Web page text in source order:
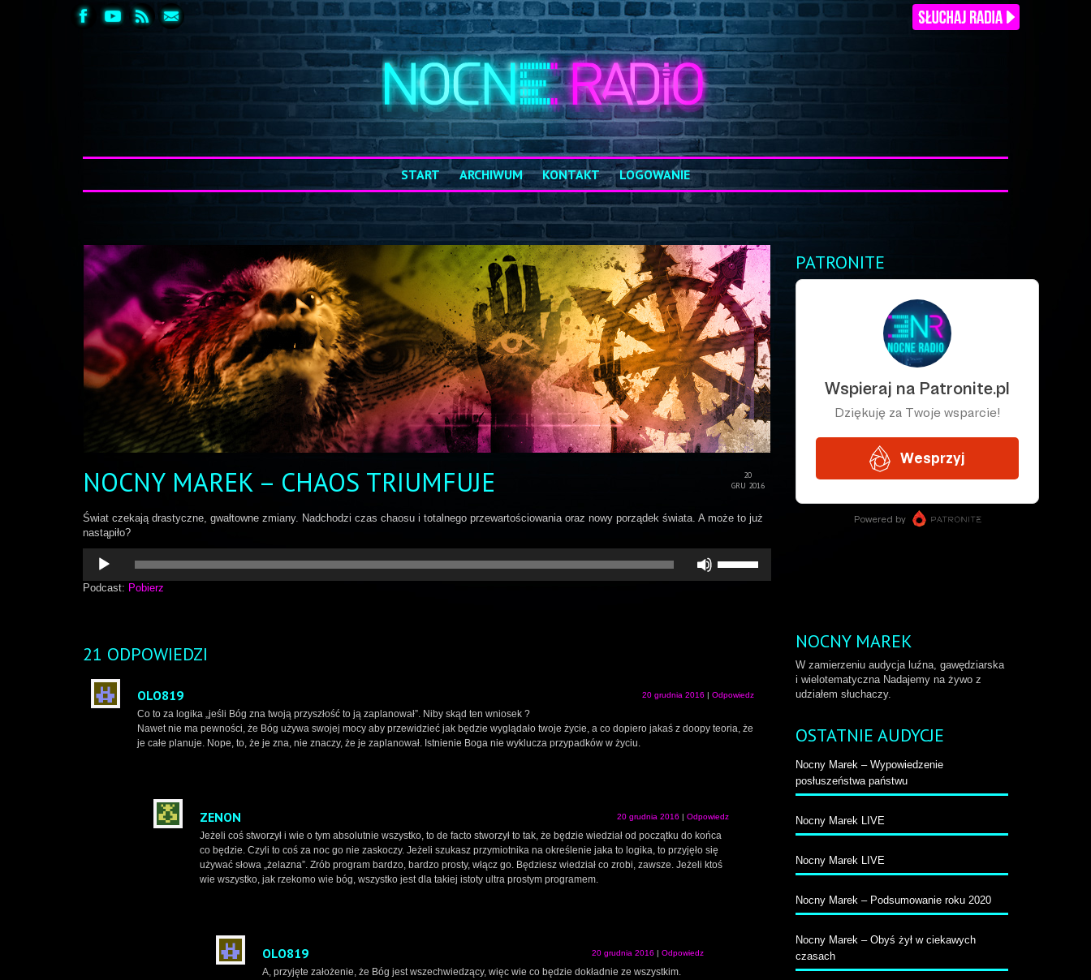
START ARCHIWUM KONTAKT LOGOWANIE
20
GRU 2016
NOCNY MAREK – CHAOS TRIUMFUJE
Świat czekają drastyczne, gwałtowne zmiany. Nadchodzi czas chaosu i totalnego przewartościowania oraz nowy porządek świata. A może to już
nastąpiło?
Odtwarzacz
plików
dźwiękowych
strzałek
do
Podcast: Pobierz
21 ODPOWIEDZI
OLO819 20 grudnia 2016 | Odpowiedz
Co to za logika „jeśli Bóg zna twoją przyszłość to ją zaplanował”. Niby skąd ten wniosek ?
Nawet nie ma pewności, że Bóg używa swojej mocy aby przewidzieć jak będzie wyglądało twoje życie, a co dopiero jakaś z doopy teoria, że
je całe planuje. Nope, to, że je zna, nie znaczy, że je zaplanował. Istnienie Boga nie wyklucza przypadków w życiu.
ZENON 20 grudnia 2016 | Odpowiedz
Jeżeli coś stworzył i wie o tym absolutnie wszystko, to de facto stworzył to tak, że będzie wiedział od początku do końca
co będzie. Czyli to coś za noc go nie zaskoczy. Jeżeli szukasz przymiotnika na określenie jaka to logika, to przyjęło się
używać słowa „żelazna”. Zrób program bardzo, bardzo prosty, włącz go. Będziesz wiedział co zrobi, zawsze. Jeżeli ktoś
wie wszystko, jak rzekomo wie bóg, wszystko jest dla takiej istoty ultra prostym programem.
OLO819 20 grudnia 2016 | Odpowiedz
A, przyjęte założenie, że Bóg jest wszechwiedzący, więc wie co będzie dokładnie ze wszystkim.
PATRONITE
NOCNY MAREK
W zamierzeniu audycja luźna, gawędziarska
i wielotematyczna Nadajemy na żywo z
udziałem słuchaczy.
OSTATNIE AUDYCJE
Nocny Marek – Wypowiedzenie
posłuszeństwa państwu
Nocny Marek LIVE
Nocny Marek LIVE
Nocny Marek – Podsumowanie roku 2020
Nocny Marek – Obyś żył w ciekawych
czasach